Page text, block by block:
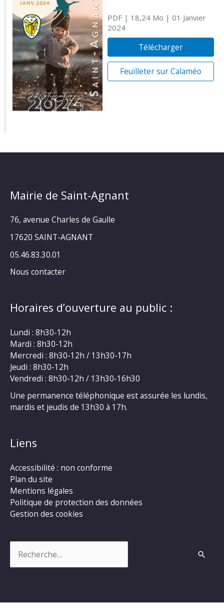
PDF| 18,24 Mo | 01 Janvier
2024
Télécharger
Feuilleter sur Calaméo
Mairie de Saint-Agnant
76, avenue Charles de Gaulle
17620 SAINT-AGNANT
05.46.83.30.01
Nous contacter
Horaires d’ouverture au public :
Lundi : 8h30-12h
Mardi : 8h30-12h
Mercredi : 8h30-12h / 13h30-17h
Jeudi : 8h30-12h
Vendredi : 8h30-12h / 13h30-16h30
Une permanence téléphonique est assurée les lundis,
mardis et jeudis de 13h30 à 17h.
Liens
Accessibilité : non conforme
Plan du site
Mentions légales
Politique de protection des données
Gestion des cookies